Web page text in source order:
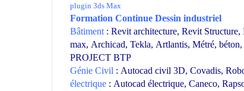
plugin 3ds Max
Formation Continue Dessin industriel
Bâtiment : Revit architecture, Revit Structure,
max, Archicad, Tekla, Artlantis, Métré, béton,
PROJECT BTP
Génie Civil : Autocad civil 3D, Covadis,
électrique : Autocad électrique, Caneco,